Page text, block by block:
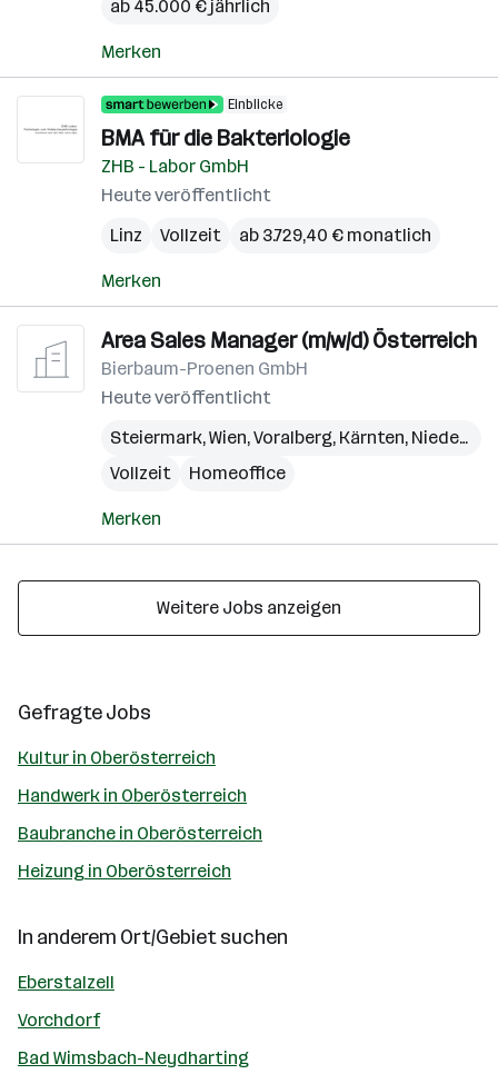
ab 45.000 € jährlich
Merken
Einblicke
BMA für die Bakteriologie
ZHB - Labor GmbH
Heute veröffentlicht
Linz
Vollzeit ab 3.729,40 € monatlich
Merken
Area Sales Manager (m/w/d) Österreich
Bierbaum-Proenen GmbH
Heute veröffentlicht
Steiermark,Wien,Voralberg, Kärnten, Niederösterreich
Vollzeit
Homeoffice
Merken
Weitere Jobs anzeigen
Gefragte Jobs
Kultur in Oberösterreich
Handwerk in Oberösterreich
Baubranche in Oberösterreich
Heizung in Oberösterreich
In anderem Ort/Gebiet suchen
Eberstalzell
Vorchdorf
Bad Wimsbach-Neydharting